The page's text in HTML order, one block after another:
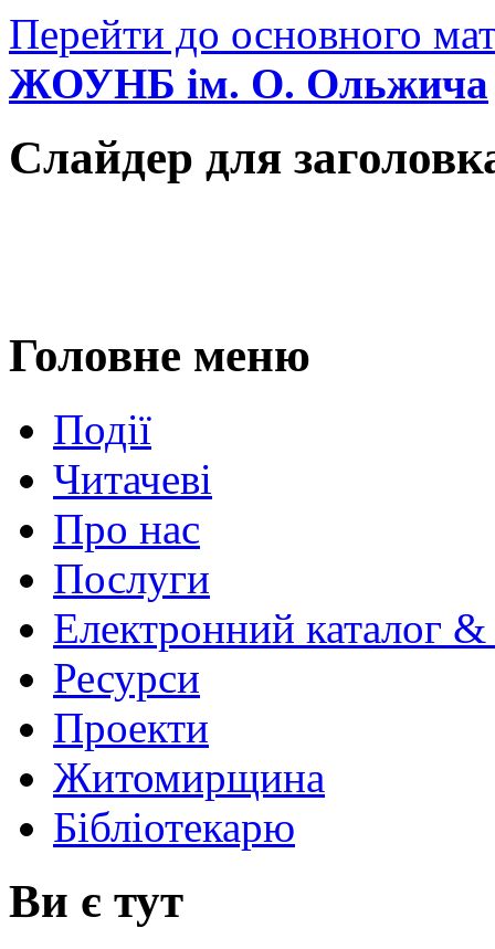
Перейти до основного
ЖОУНБ ім. О. Ольжича
Слайдер для
Головне меню
Події
Читачеві
Про нас
Послуги
Електронний каталог
Ресурси
Проекти
Житомирщина
Бібліотекарю
Ви є тут